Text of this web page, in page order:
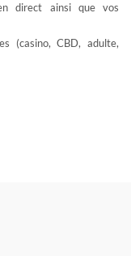
direct ainsi que vos
(casino, CBD, adulte,